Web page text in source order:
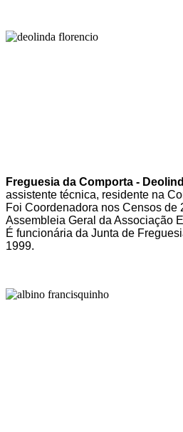
Freguesia da Comporta -
assistente técnica, residente na
Foi Coordenadora nos Censos de
Assembleia Geral da Associação
É funcionária da Junta de
1999.